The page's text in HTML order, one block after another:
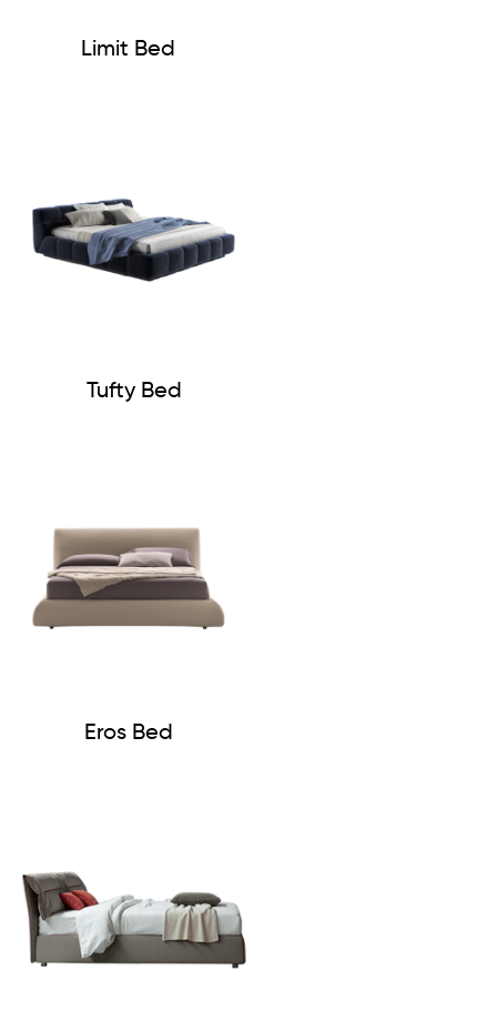
Limit Bed
Tufty Bed
Eros Bed